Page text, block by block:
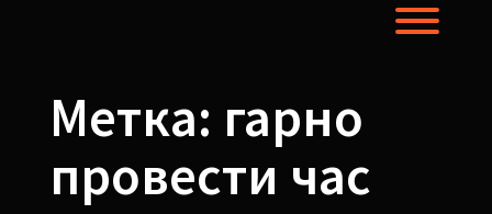
Метка: гарно
провести час